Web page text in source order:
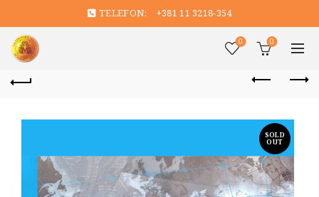
TELEFON: +381 11 3218-354
0 0
SOLD
OUT